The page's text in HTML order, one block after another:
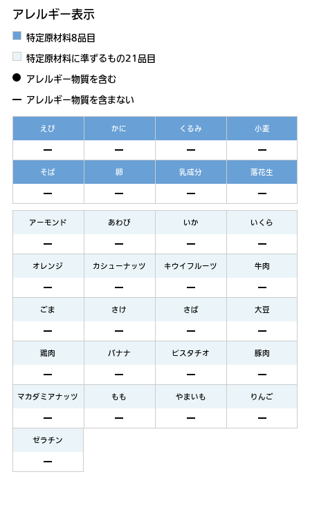
アレルギー表示
特定原材料8品目
特定原材料に準ずるもの21品目
アレルギー物質を含む
アレルギー物質を含まない
えび かに くるみ 小麦
そば 卵 乳成分 落花生
アーモンド あわび いか いくら
オレンジ カシューナッツ キウイフルーツ 牛肉
ごま さけ さば 大豆
鶏肉 バナナ ピスタチオ 豚肉
マカダミアナッツ もも やまいも りんご
ゼラチン